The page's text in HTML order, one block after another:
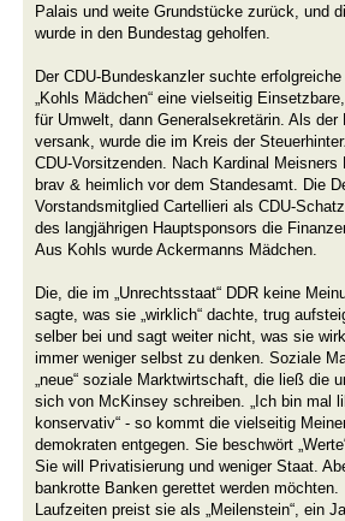
Palais und weite Grundstücke zurück, und
wurde in den Bundestag geholfen.
Der CDU-Bundeskanzler suchte
„Kohls Mädchen“ eine vielseitig
für Umwelt, dann Generalsekretärin. Als
versank, wurde die im Kreis der
CDU-Vorsitzenden. Nach Kardinal
brav & heimlich vor dem Standesamt. Die
Vorstandsmitglied Cartellieri als CDU-
des langjährigen Hauptsponsors die
Aus Kohls wurde Ackermanns Mädchen.
Die, die im „Unrechtsstaat“ DDR keine
sagte, was sie „wirklich“ dachte, trug
selber bei und sagt weiter nicht, was sie
immer weniger selbst zu denken. Soziale
„neue“ soziale Marktwirtschaft, die ließ die
sich von McKinsey schreiben. „Ich bin mal
konservativ“ - so kommt die vielseitig
demokraten entgegen. Sie beschwört
Sie will Privatisierung und weniger Staat.
bankrotte Banken gerettet werden möchten.
Laufzeiten preist sie als „Meilenstein“, ein